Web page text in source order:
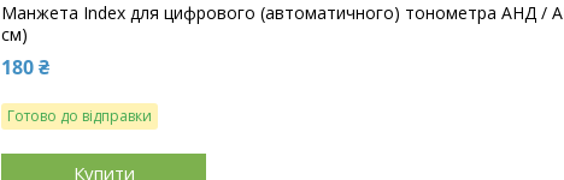
Манжета Index для цифрового (автоматичного) тонометра АНД /
см)
180 ₴
Готово до відправки
Купити